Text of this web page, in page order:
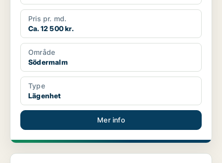
Pris pr. md.
Ca. 12 500 kr.
Område
Södermalm
Type
Lägenhet
Mer info
Lägenhet i Västerort